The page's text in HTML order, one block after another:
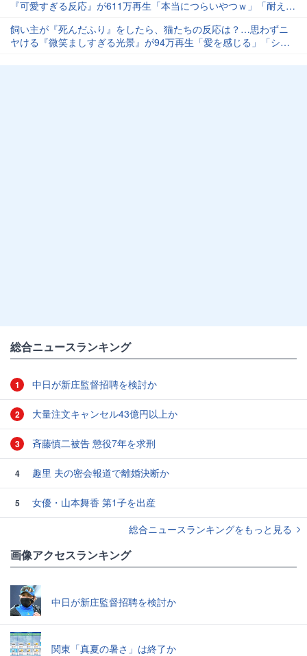
『可愛すぎる反応』が611万再生「本当につらいやつｗ」「耐えら
飼い主が『死んだふり』をしたら、猫たちの反応は？…思わずニ
ヤける『微笑ましすぎる光景』が94万再生「愛を感じる」「シュ
総合ニュースランキング
1 中日が新庄監督招聘を検討か
2 大量注文キャンセル43億円以上か
3 斉藤慎二被告 懲役7年を求刑
4 趣里 夫の密会報道で離婚決断か
5
女優・山本舞香 第1子を出産
総合ニュースランキングをもっと見る
画像アクセスランキング
中日が新庄監督招聘を検討か
関東「真夏の暑さ」は終了か